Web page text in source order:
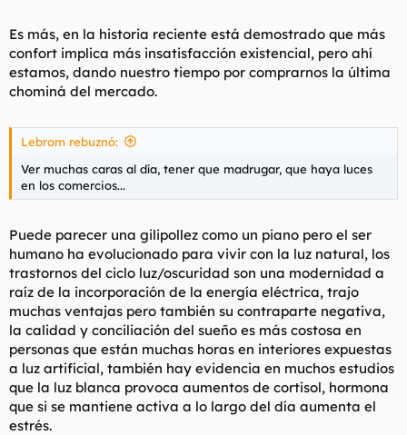
Es más, en la historia reciente está demostrado que más
confort implica más insatisfacción existencial, pero ahí
estamos, dando nuestro tiempo por comprarnos la última
chominá del mercado.
Lebrom rebuznó:
Ver muchas caras al día, tener que madrugar, que haya luces
en los comercios...
Puede parecer una gilipollez como un piano pero el ser
humano ha evolucionado para vivir con la luz natural, los
trastornos del ciclo luz/oscuridad son una modernidad a
raíz de la incorporación de la energía eléctrica, trajo
muchas ventajas pero también su contraparte negativa,
la calidad y conciliación del sueño es más costosa en
personas que están muchas horas en interiores expuestas
a luz artificial, también hay evidencia en muchos estudios
que la luz blanca provoca aumentos de cortisol, hormona
que si se mantiene activa a lo largo del día aumenta el
estrés.